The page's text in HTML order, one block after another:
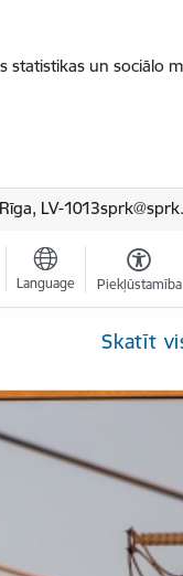
statistikas un sociālo
LV-1013
Language Piekļūstamība
Skatīt